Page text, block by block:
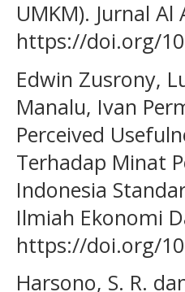
UMKM). Jurnal
https://doi.org/
Edwin Zusrony,
Manalu, Ivan
Perceived
Terhadap Minat
Indonesia
Ilmiah Ekonomi
https://doi.org/
Harsono, S. R.